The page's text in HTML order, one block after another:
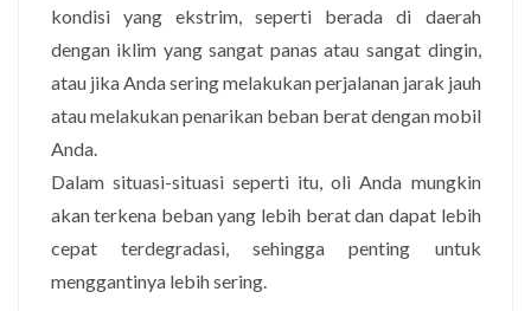
kondisi yang ekstrim, seperti berada di daerah
dengan iklim yang sangat panas atau sangat dingin,
atau jika Anda sering melakukan perjalanan jarak jauh
atau melakukan penarikan beban berat dengan mobil
Anda.
Dalam situasi-situasi seperti itu, oli Anda mungkin
akan terkena beban yang lebih berat dan dapat lebih
cepat terdegradasi, sehingga penting untuk
menggantinya lebih sering.